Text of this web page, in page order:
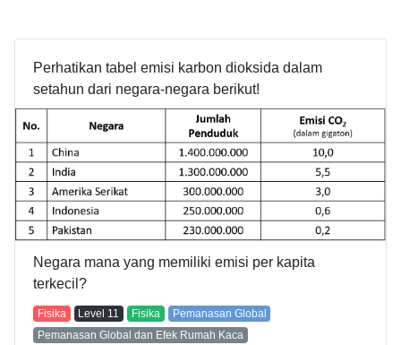
Perhatikan tabel emisi karbon dioksida dalam
setahun dari negara-negara berikut!
Negara mana yang memiliki emisi per kapita
terkecil?
Fisika Level 11 Fisika
Pemanasan Global
Pemanasan Global dan Efek Rumah Kaca